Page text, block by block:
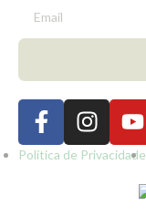
Política de Privacidade